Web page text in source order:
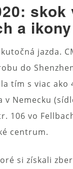
skok
a ikony
jazda.
do
tím s viac ako
Nemecku
106 vo
centrum.
si získali